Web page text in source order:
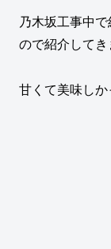
乃木坂工事中
ので紹介してき
甘くて美味し